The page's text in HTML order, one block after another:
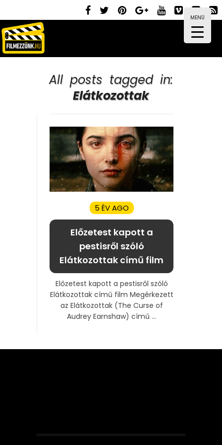
MENÜ
All posts tagged in:
Elátkozottak
5 ÉV AGO
Előzetest kapott a
pestisről szóló
Elátkozottak című film
Előzetest kapott a pestisről szóló
Elátkozottak című film Megérkezett
az Elátkozottak (The Curse of
Audrey Earnshaw) című ...